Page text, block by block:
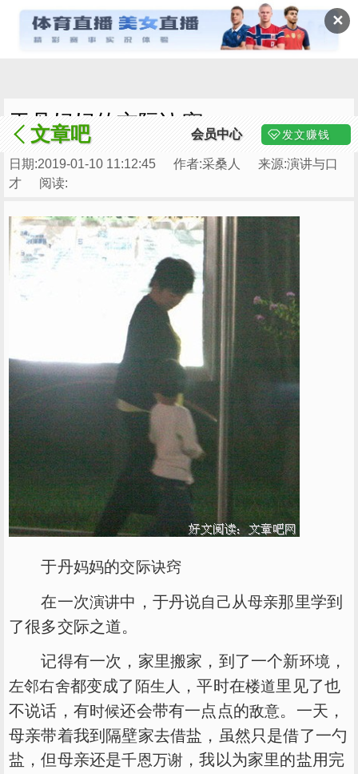
✕
文章吧 会员中心 发文赚钱
于丹妈妈的交际诀窍
日期:2019-01-10 11:12:45 作者:采桑人
来源:演讲与口
才
阅读:
于丹妈妈的交际诀窍
在一次演讲中，于丹说自己从母亲那里学到
了很多交际之道。
记得有一次，家里搬家，到了一个新环境 ，
左邻右舍都变成了 陌生人 ，平时在楼道里见了也
不说话，有时候还会带有一点点的敌意。一天，
母亲带着我到隔壁家去借盐，虽然只是借了一勺
盐，但母亲还是千恩万谢 ，我以为家里的盐用完